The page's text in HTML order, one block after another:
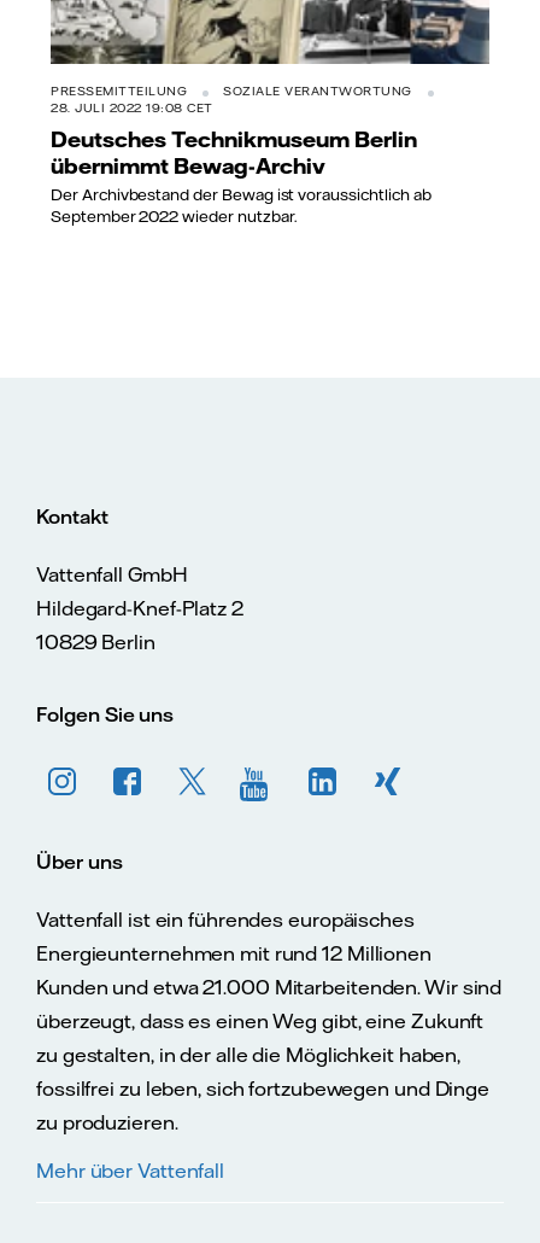
PRESSEMITTEILUNG
SOZIALE VERANTWORTUNG
28. JULI 2022 19:08 CET
Deutsches Technikmuseum Berlin
übernimmt Bewag-Archiv
Der Archivbestand der Bewag ist voraussichtlich ab
September 2022 wieder nutzbar.
Kontakt
Vattenfall GmbH
Hildegard-Knef-Platz 2
10829 Berlin
Folgen Sie uns
Über uns
Vattenfall ist ein führendes europäisches
Energieunternehmen mit rund 12 Millionen
Kunden und etwa 21.000 Mitarbeitenden. Wir sind
überzeugt, dass es einen Weg gibt, eine Zukunft
zu gestalten, in der alle die Möglichkeit haben,
fossilfrei zu leben, sich fortzubewegen und Dinge
zu produzieren.
Mehr über Vattenfall